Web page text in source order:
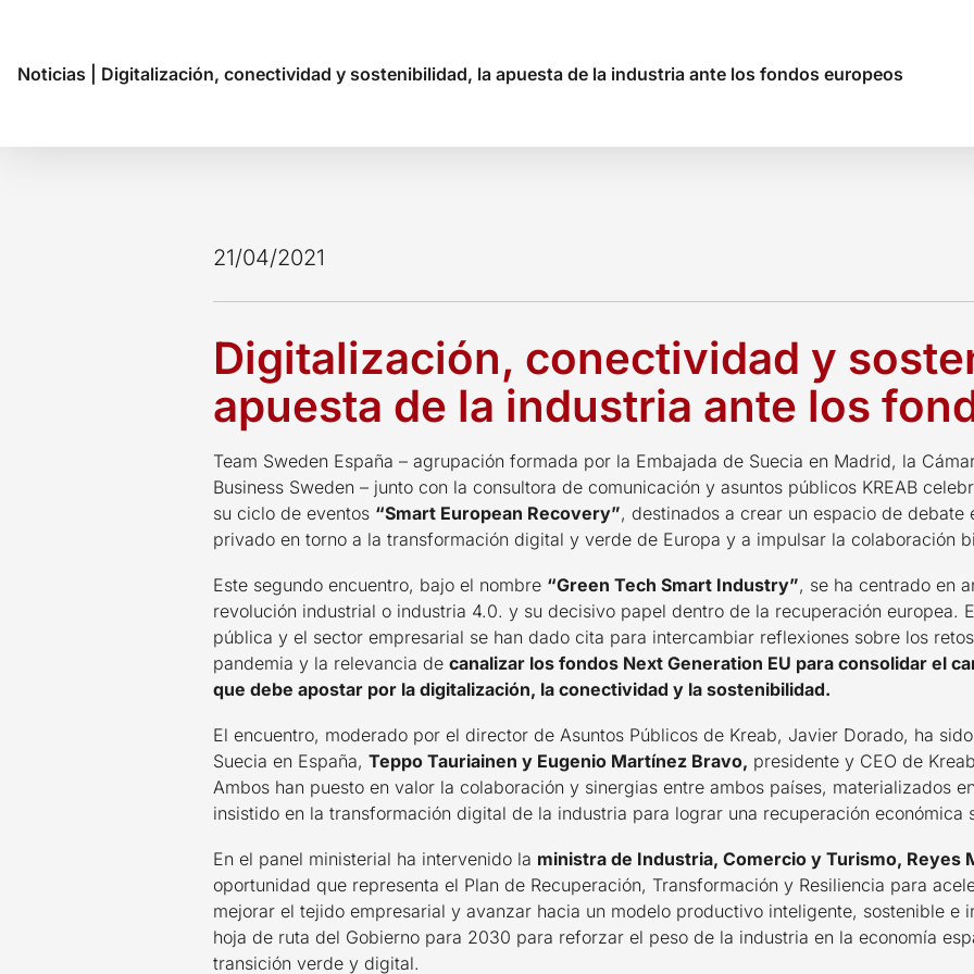
Noticias Digitalización, conectividad y sostenibilidad, la apuesta de la industria ante los fondos europeos
21/04/2021
Digitalización, conectividad y
apuesta de la industria ante los
Team Sweden España – agrupación formada por la Embajada de Suecia en Madrid, la
Business Sweden – junto con la consultora de comunicación y asuntos públicos KREAB
su ciclo de eventos “Smart European Recovery”, destinados a crear un espacio de
privado en torno a la transformación digital y verde de Europa y a impulsar la colaboración
Este segundo encuentro, bajo el nombre “Green Tech Smart Industry”, se ha centrado en
revolución industrial o industria 4.0. y su decisivo papel dentro de la recuperación europea.
pública y el sector empresarial se han dado cita para intercambiar reflexiones sobre los
pandemia y la relevancia de canalizar los fondos Next Generation EU para consolidar el
que debe apostar por la digitalización, la conectividad y la sostenibilidad.
El encuentro, moderado por el director de Asuntos Públicos de Kreab, Javier Dorado, ha
Suecia en España, Teppo Tauriainen y Eugenio Martínez Bravo, presidente y CEO de
Ambos han puesto en valor la colaboración y sinergias entre ambos países, materializados
insistido en la transformación digital de la industria para lograr una recuperación económica
En el panel ministerial ha intervenido la ministra de Industria, Comercio y Turismo, Reyes
oportunidad que representa el Plan de Recuperación, Transformación y Resiliencia para
mejorar el tejido empresarial y avanzar hacia un modelo productivo inteligente, sostenible e
hoja de ruta del Gobierno para 2030 para reforzar el peso de la industria en la economía
transición verde y digital.